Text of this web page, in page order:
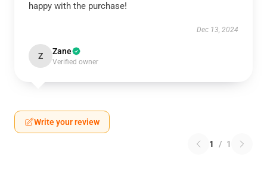
happy with the purchase!
Dec 13, 2024
Z Zane
Verified owner
Write your review
1 / 1